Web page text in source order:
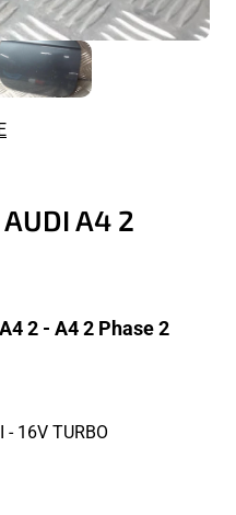
A4 2
2 - A4 2 Phase 2
- 16V TURBO